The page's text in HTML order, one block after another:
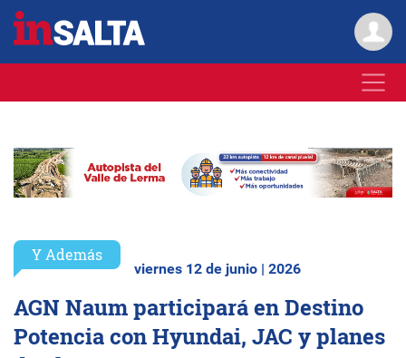
Y Además
viernes 12 de junio | 2026
AGN Naum participará en Destino
Potencia con Hyundai, JAC y planes